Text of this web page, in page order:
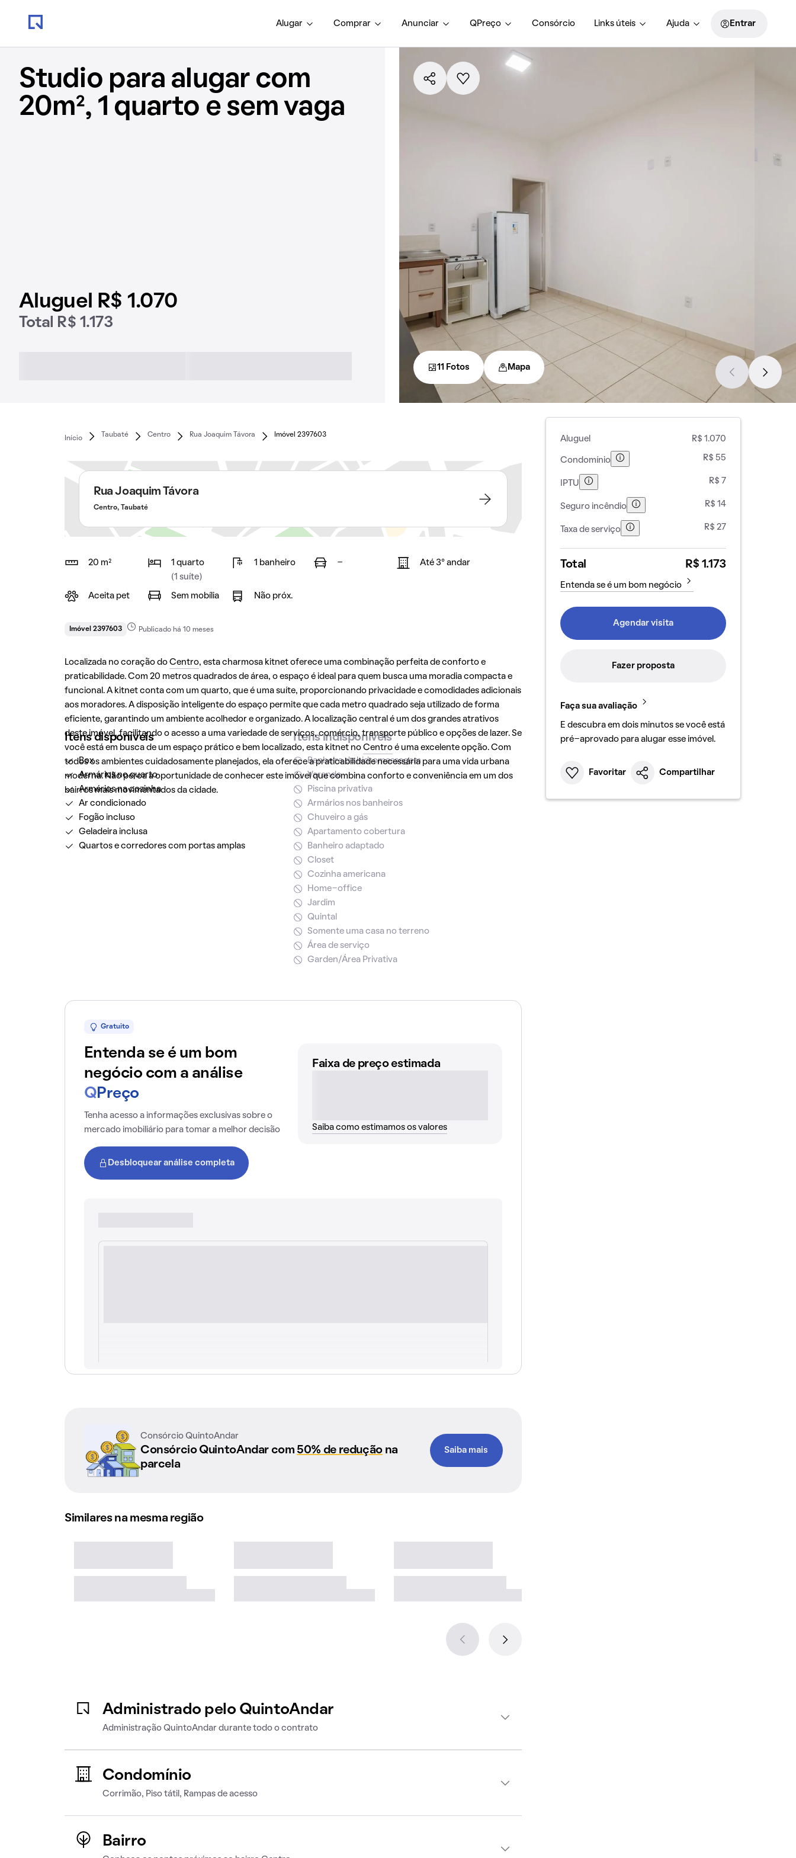
Alugar Comprar Anunciar QPreço Consórcio Links úteis Ajuda Entrar
Studio para alugar com
20m², 1 quarto e sem vaga
Aluguel R$ 1.070
Total R$ 1.173
11 Fotos Mapa
Início
Taubaté Centro Rua Joaquim Távora Imóvel 2397603
Rua Joaquim Távora
Centro, Taubaté
20 m²
1 quarto
(1 suíte)
1 banheiro - Até 3° andar
Aceita pet Sem mobília Não próx.
Imóvel 2397603 Publicado há 10 meses
Localizada no coração do Centro, esta charmosa kitnet oferece uma combinação perfeita de conforto e
praticabilidade. Com 20 metros quadrados de área, o espaço é ideal para quem busca uma moradia compacta e
funcional. A kitnet conta com um quarto, que é uma suíte, proporcionando privacidade e comodidades adicionais
aos moradores. A disposição inteligente do espaço permite que cada metro quadrado seja utilizado de forma
eficiente, garantindo um ambiente acolhedor e organizado. A localização central é um dos grandes atrativos
deste imóvel, facilitando o acesso a uma variedade de serviços, comércio, transporte público e opções de lazer. Se
você está em busca de um espaço prático e bem localizado, esta kitnet no Centroé uma excelente opção. Com
todos os ambientes cuidadosamente planejados, ela oferece a praticabilidade necessária para uma vida urbana
moderna. Não perca a oportunidade de conhecer este imóvel que combina conforto e conveniência em um dos
bairros mais movimentados da cidade.
Itens disponíveis
Box
Armários no quarto
Armários na cozinha
Ar condicionado
Fogão incluso
Geladeira inclusa
Quartos e corredores com portas amplas
Itens indisponíveis
Banheira de hidromassagem
Varanda
Piscina privativa
Armários nos banheiros
Chuveiro a gás
Apartamento cobertura
Banheiro adaptado
Closet
Cozinha americana
Home-office
Jardim
Quintal
Somente uma casa no terreno
Área de serviço
Garden/Área Privativa
Gratuito
Entenda se é um bom
negócio com a análise
Q Preço
Tenha acesso a informações exclusivas sobre o
mercado imobiliário para tomar a melhor decisão
Desbloquear análise completa
Faixa de preço estimada
Saiba como estimamos os valores
Consórcio QuintoAndar
Consórcio QuintoAndar com 50% de reduçãona
parcela
Saiba mais
Similares na mesma região
Administrado pelo QuintoAndar
Administração QuintoAndar durante todo o contrato
Condomínio
Corrimão, Piso tátil, Rampas de acesso
Bairro
Aluguel R$ 1.070
Condomínio R$ 55
IPTU R$ 7
Seguro incêndio R$ 14
Taxa de serviço R$ 27
Total R$ 1.173
Entenda se é um bom negócio
Agendar visita
Fazer proposta
Faça sua avaliação
E descubra em dois minutos se você está
pré-aprovado para alugar esse imóvel.
Favoritar Compartilhar